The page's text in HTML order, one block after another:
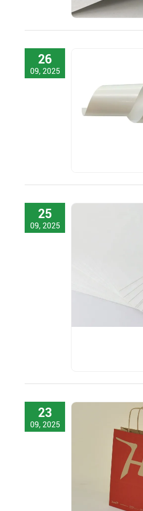
26
09, 2025
25
09, 2025
23
09, 2025